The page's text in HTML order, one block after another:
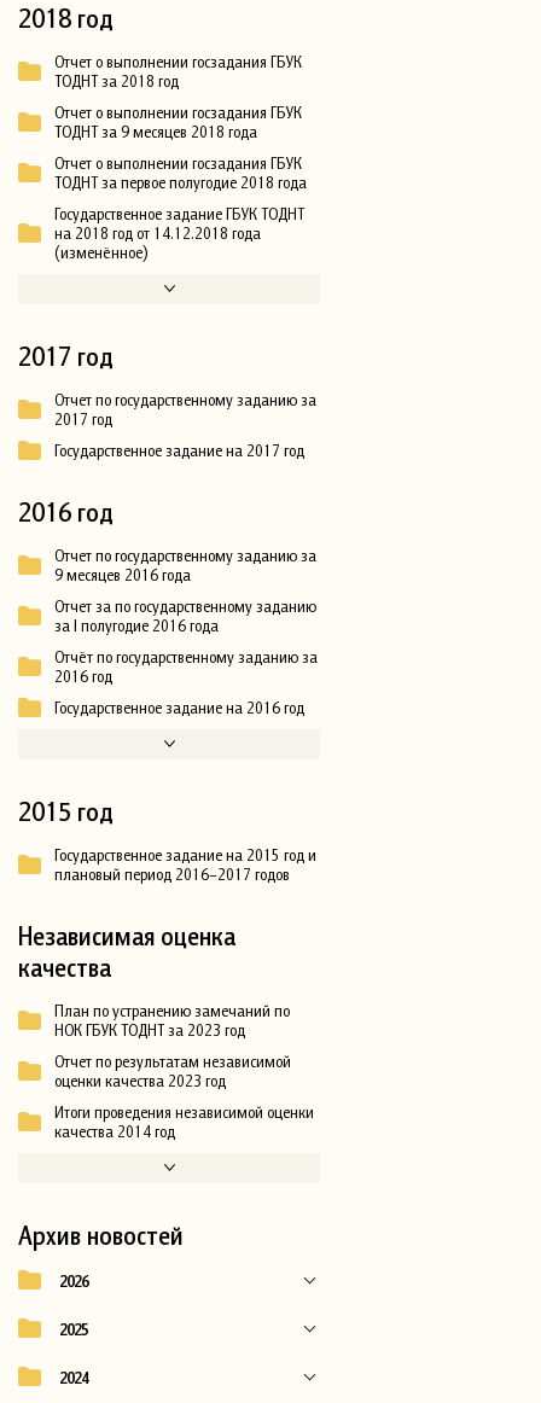
2018 год
Отчет о выполнении госзадания ГБУК
ТОДНТ за 2018 год
Отчет о выполнении госзадания ГБУК
ТОДНТ за 9 месяцев 2018 года
Отчет о выполнении госзадания ГБУК
ТОДНТ за первое полугодие 2018 года
Государственное задание ГБУК ТОДНТ
на 2018 год от 14.12.2018 года
(изменённое)
2017 год
Отчет по государственному заданию за
2017 год
Государственное задание на 2017 год
2016 год
Отчет по государственному заданию за
9 месяцев 2016 года
Отчет за по государственному заданию
за I полугодие 2016 года
Отчёт по государственному заданию за
2016 год
Государственное задание на 2016 год
2015 год
Государственное задание на 2015 год и
плановый период 2016–2017 годов
Независимая оценка
качества
План по устранению замечаний по
НОК ГБУК ТОДНТ за 2023 год
Отчет по результатам независимой
оценки качества 2023 год
Итоги проведения независимой оценки
качества 2014 год
Архив новостей
2026
2025
2024